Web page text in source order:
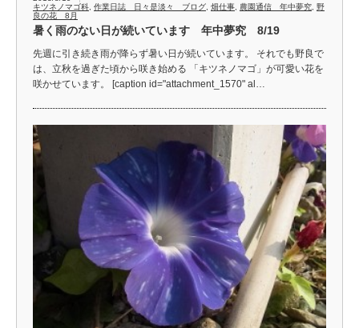
キツネノマゴ科 作業日誌 日々是淡々 ブログ 畑仕事 農園通信 年中夢究 野
良の花 8月
暑く雨のない日が続いています 年中夢究 8/19
先週に引き続き雨が降らず暑い日が続いています。 それでも野良で
は、立秋を過ぎた頃から咲き始める 「キツネノマゴ」が可愛い花を
咲かせています。 [caption id="attachment_1570" al…